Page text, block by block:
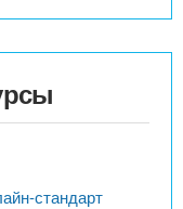
стандарт